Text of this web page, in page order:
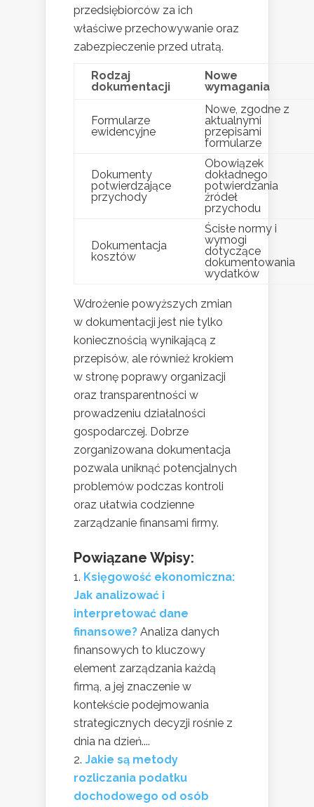
przedsiębiorców za ich
właściwe przechowywanie oraz
zabezpieczenie przed utratą.
Rodzaj
dokumentacji
Nowe
wymagania
Formularze
ewidencyjne
Nowe, zgodne z
aktualnymi
przepisami
formularze
Dokumenty
potwierdzające
przychody
Obowiązek
dokładnego
potwierdzania
źródeł
przychodu
Dokumentacja
kosztów
Ścisłe normy i
wymogi
dotyczące
dokumentowania
wydatków
Wdrożenie powyższych zmian
w dokumentacji jest nie tylko
koniecznością wynikającą z
przepisów, ale również krokiem
w stronę poprawy organizacji
oraz transparentności w
prowadzeniu działalności
gospodarczej. Dobrze
zorganizowana dokumentacja
pozwala uniknąć potencjalnych
problemów podczas kontroli
oraz ułatwia codzienne
zarządzanie finansami firmy.
Powiązane Wpisy:
Księgowość ekonomiczna:
Jak analizować i
interpretować dane
finansowe? Analiza danych
finansowych to kluczowy
element zarządzania każdą
firmą, a jej znaczenie w
kontekście podejmowania
strategicznych decyzji rośnie z
dnia na dzień....
Jakie są metody
rozliczania podatku
dochodowego od osób